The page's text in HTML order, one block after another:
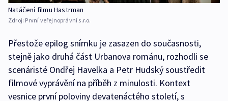
Natáčení filmu Hastrman
Zdroj: První veřejnoprávní s.r.o.
Přestože epilog snímku je zasazen do současnosti,
stejně jako druhá část Urbanova románu, rozhodli se
scenáristé Ondřej Havelka a Petr Hudský soustředit
filmové vyprávění na příběh z minulosti. Kontext
vesnice první poloviny devatenáctého století, s